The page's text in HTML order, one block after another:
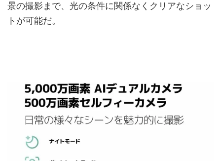
景の撮影まで、光の条件に関係なくクリアなショッ
トが可能だ。